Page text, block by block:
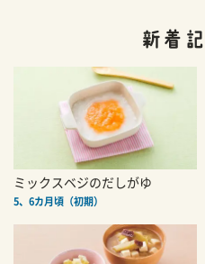
ミックスベジのだしがゆ
5、6カ月頃（初期）